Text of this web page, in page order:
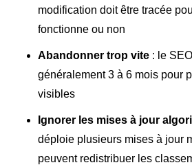
modification doit être tracée
fonctionne ou non
Abandonner trop vite : le
généralement 3 à 6 mois pour
visibles
Ignorer les mises à jour
déploie plusieurs mises à jour
peuvent redistribuer les